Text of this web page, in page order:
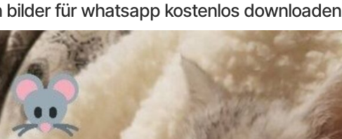
bilder für whatsapp kostenlos downloaden